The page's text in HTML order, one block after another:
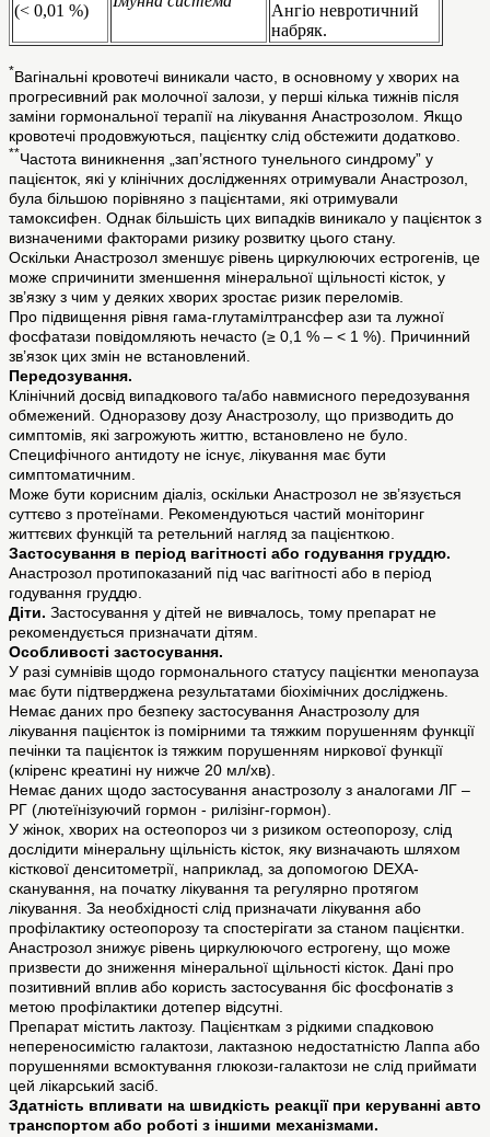
(< 0,01 %)
Ангіо невротичний
набряк.
*Вагінальні кровотечі виникали часто, в основному у хворих на
прогресивний рак молочної залози, у перші кілька тижнів після
заміни гормональної терапії на лікування Анастрозолом. Якщо
кровотечі продовжуються, пацієнтку слід обстежити додатково.
**Частота виникнення „зап’ястного тунельного синдрому” у
пацієнток, які у клінічних дослідженнях отримували Анастрозол,
була більшою порівняно з пацієнтами, які отримували
тамоксифен. Однак більшість цих випадків виникало у пацієнток з
визначеними факторами ризику розвитку цього стану.
Оскільки Анастрозол зменшує рівень циркулюючих естрогенів, це
може спричинити зменшення мінеральної щільності кісток, у
зв’язку з чим у деяких хворих зростає ризик переломів.
Про підвищення рівня гама-глутамілтрансфер ази та лужної
фосфатази повідомляють нечасто (≥ 0,1 % – < 1 %). Причинний
зв’язок цих змін не встановлений.
Передозування.
Клінічний досвід випадкового та/або навмисного передозування
обмежений. Одноразову дозу Анастрозолу, що призводить до
симптомів, які загрожують життю, встановлено не було.
Специфічного антидоту не існує, лікування має бути
симптоматичним.
Може бути корисним діаліз, оскільки Анастрозол не зв’язується
суттєво з протеїнами. Рекомендуються частий моніторинг
життєвих функцій та ретельний нагляд за пацієнткою.
Застосування в період вагітності або годування груддю.
Анастрозол протипоказаний під час вагітності або в період
годування груддю.
Діти. Застосування у дітей не вивчалось, тому препарат не
рекомендується призначати дітям.
Особливості застосування.
У разі сумнівів щодо гормонального статусу пацієнтки менопауза
має бути підтверджена результатами біохімічних досліджень.
Немає даних про безпеку застосування Анастрозолу для
лікування пацієнток із помірними та тяжким порушенням функції
печінки та пацієнток із тяжким порушенням ниркової функції
(кліренс креатині ну нижче 20 мл/хв).
Немає даних щодо застосування анастрозолу з аналогами ЛГ –
РГ (лютеїнізуючий гормон - рилізінг-гормон).
У жінок, хворих на остеопороз чи з ризиком остеопорозу, слід
дослідити мінеральну щільність кісток, яку визначають шляхом
кісткової денситометрії, наприклад, за допомогою DEXA-
сканування, на початку лікування та регулярно протягом
лікування. За необхідності слід призначати лікування або
профілактику остеопорозу та спостерігати за станом пацієнтки.
Анастрозол знижує рівень циркулюючого естрогену, що може
призвести до зниження мінеральної щільності кісток. Дані про
позитивний вплив або користь застосування біс фосфонатів з
метою профілактики дотепер відсутні.
Препарат містить лактозу. Пацієнткам з рідкими спадковою
непереносимістю галактози, лактазною недостатністю Лаппа або
порушеннями всмоктування глюкози-галактози не слід приймати
цей лікарський засіб.
Здатність впливати на швидкість реакції при керуванні авто
транспортом або роботі з іншими механізмами.